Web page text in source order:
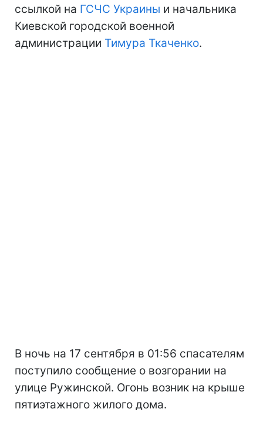
ссылкой на ГСЧС Украины и начальника
Киевской городской военной
администрации Тимура Ткаченко.
В ночь на 17 сентября в 01:56 спасателям
поступило сообщение о возгорании на
улице Ружинской. Огонь возник на крыше
пятиэтажного жилого дома.